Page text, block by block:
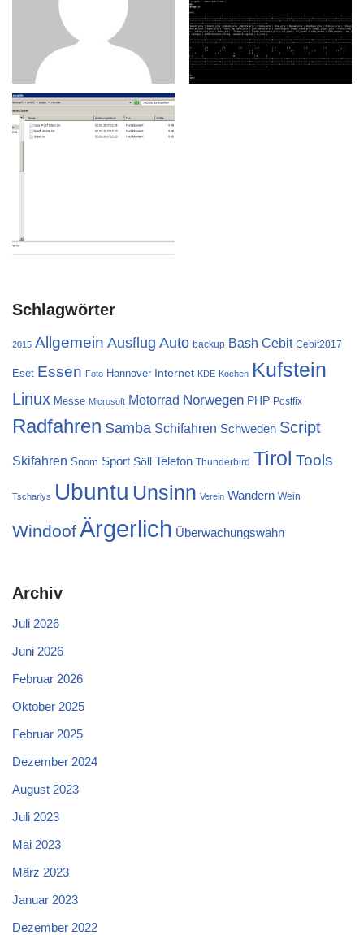
Schlagwörter
2015 Allgemein Ausflug Auto backup Bash Cebit Cebit2017
Eset Essen Foto Hannover Internet KDE Kochen Kufstein
Linux Messe Microsoft Motorrad Norwegen PHP Postfix
Radfahren Samba Schifahren Schweden Script
Skifahren Snom Sport Söll Telefon Thunderbird Tirol Tools
Tscharlys Ubuntu Unsinn Verein Wandern Wein
Windoof Ärgerlich Überwachungswahn
Archiv
Juli 2026
Juni 2026
Februar 2026
Oktober 2025
Februar 2025
Dezember 2024
August 2023
Juli 2023
Mai 2023
März 2023
Januar 2023
Dezember 2022